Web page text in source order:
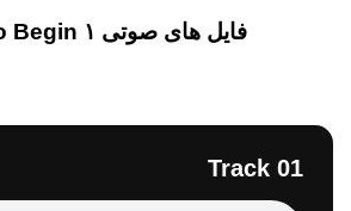
فایل های صوتی Lets Go Begin ۱
Track 01